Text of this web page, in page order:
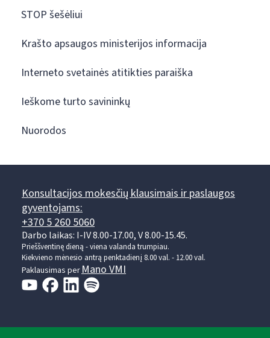
STOP šešėliui
Krašto apsaugos ministerijos informacija
Interneto svetainės atitikties paraiška
Ieškome turto savininkų
Nuorodos
Konsultacijos mokesčių klausimais ir paslaugos
gyventojams:
+370 5 260 5060
Darbo laikas: I-IV 8.00-17.00, V 8.00-15.45.
Prieššventinę dieną - viena valanda trumpiau.
Kiekvieno mėnesio antrą penktadienį 8.00 val. - 12.00 val.
Paklausimas per Mano VMI